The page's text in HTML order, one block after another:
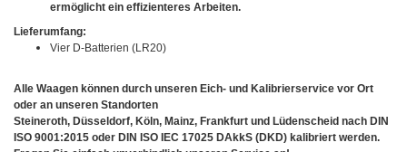
ermöglicht ein effizienteres Arbeiten.
Lieferumfang:
Vier D-Batterien (LR20)
Alle Waagen können durch unseren Eich- und Kalibrierservice vor Ort
oder an unseren Standorten
Steineroth, Düsseldorf, Köln, Mainz, Frankfurt und Lüdenscheid nach DIN
ISO 9001:2015 oder DIN ISO IEC 17025 DAkkS (DKD) kalibriert werden.